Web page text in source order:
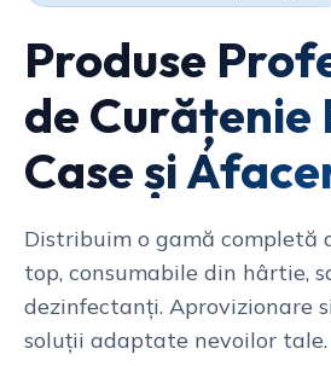
Produse
de Curățenie
Case și
Distribuim o gamă completă
top, consumabile din hârtie,
dezinfectanți. Aprovizionare
soluții adaptate nevoilor tale.